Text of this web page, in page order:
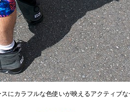
にカラフルな色使いが映えるアクティブ